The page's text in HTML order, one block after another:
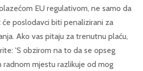
EU regulativom, ne samo da
poslodavci biti penalizirani za
Ako vas pitaju za trenutnu plaću,
'S obzirom na to da se opseg
mjestu razlikuje od mog